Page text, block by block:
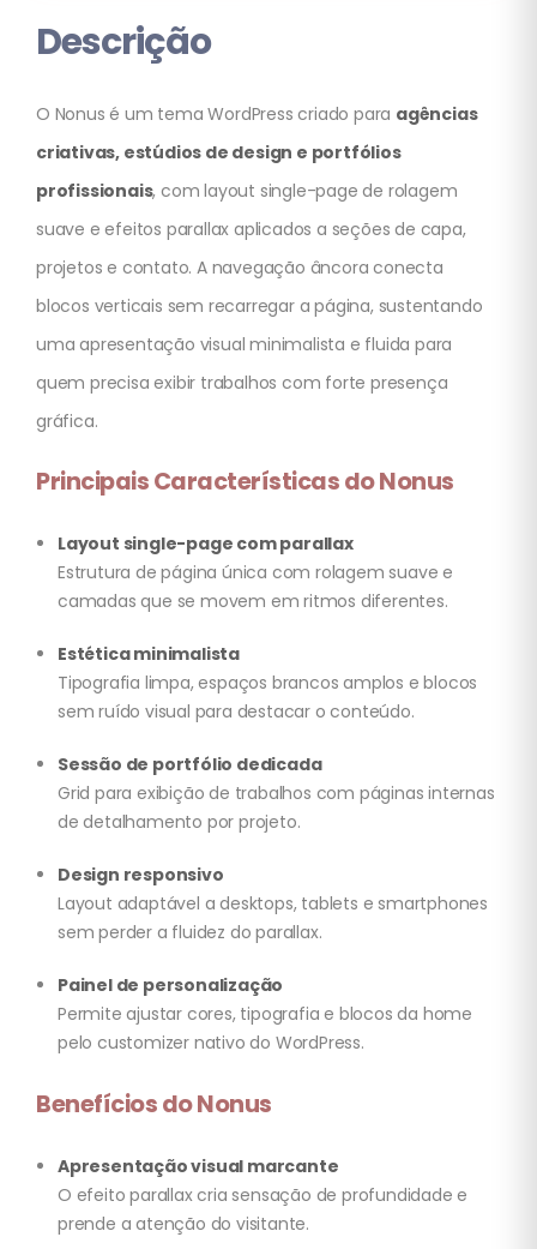
Descrição
O Nonus é um tema WordPress criado para agências
criativas, estúdios de design e portfólios
profissionais, com layout single-page de rolagem
suave e efeitos parallax aplicados a seções de capa,
projetos e contato. A navegação âncora conecta
blocos verticais sem recarregar a página, sustentando
uma apresentação visual minimalista e fluida para
quem precisa exibir trabalhos com forte presença
gráfica.
Principais Características do Nonus
Layout single-page com parallax
Estrutura de página única com rolagem suave e
camadas que se movem em ritmos diferentes.
Estética minimalista
Tipografia limpa, espaços brancos amplos e blocos
sem ruído visual para destacar o conteúdo.
Sessão de portfólio dedicada
Grid para exibição de trabalhos com páginas internas
de detalhamento por projeto.
Design responsivo
Layout adaptável a desktops, tablets e smartphones
sem perder a fluidez do parallax.
Painel de personalização
Permite ajustar cores, tipografia e blocos da home
pelo customizer nativo do WordPress.
Benefícios do Nonus
Apresentação visual marcante
O efeito parallax cria sensação de profundidade e
prende a atenção do visitante.